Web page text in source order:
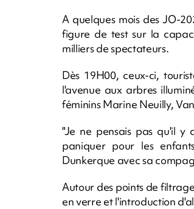
A quelques mois des JO-
figure de test sur la
milliers de spectateurs.
Dès 19H00, ceux-ci,
l'avenue aux arbres
féminins Marine Neuilly,
"Je ne pensais pas qu'il y
paniquer pour les
Dunkerque avec sa
Autour des points de
en verre et l'introduction